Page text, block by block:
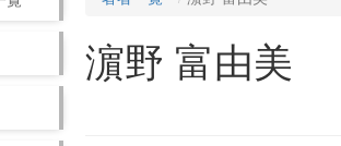
濵野 富由美